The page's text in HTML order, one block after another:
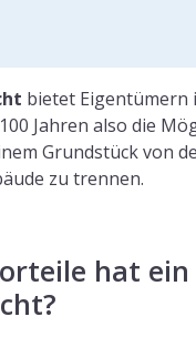
bietet Eigentümern
Jahren also die
Grundstück von
zu trennen.
hat ein